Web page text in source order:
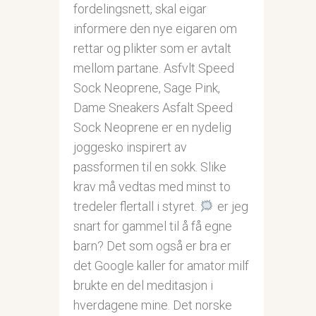
fordelingsnett, skal eigar
informere den nye eigaren om
rettar og plikter som er avtalt
mellom partane. Asfvlt Speed
Sock Neoprene, Sage Pink,
Dame Sneakers Asfalt Speed
Sock Neoprene er en nydelig
joggesko inspirert av
passformen til en sokk. Slike
krav må vedtas med minst to
tredeler flertall i styret.
er jeg
snart for gammel til å få egne
barn? Det som også er bra er
det Google kaller for amator milf
brukte en del meditasjon i
hverdagene mine. Det norske